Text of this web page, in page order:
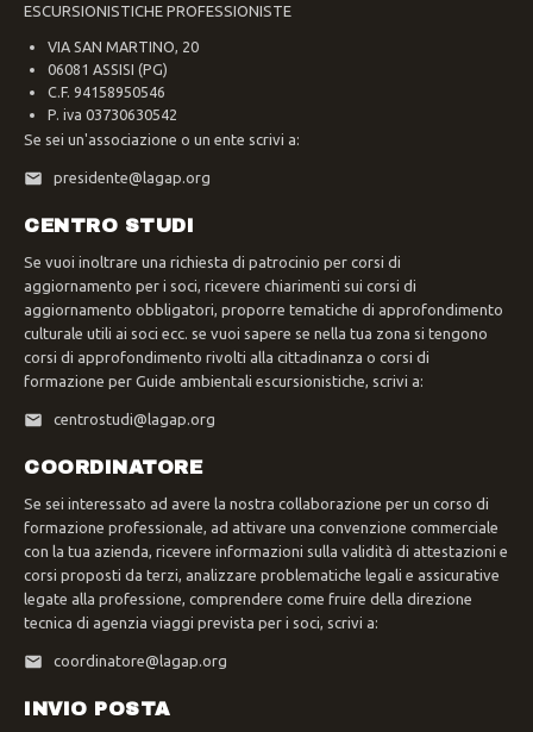
ESCURSIONISTICHE PROFESSIONISTE
VIA SAN MARTINO, 20
06081 ASSISI (PG)
C.F. 94158950546
P. iva 03730630542
Se sei un'associazione o un ente scrivi a:
presidente@lagap.org
CENTRO STUDI
Se vuoi inoltrare una richiesta di patrocinio per corsi di
aggiornamento per i soci, ricevere chiarimenti sui corsi di
aggiornamento obbligatori, proporre tematiche di approfondimento
culturale utili ai soci ecc. se vuoi sapere se nella tua zona si tengono
corsi di approfondimento rivolti alla cittadinanza o corsi di
formazione per Guide ambientali escursionistiche, scrivi a:
centrostudi@lagap.org
COORDINATORE
Se sei interessato ad avere la nostra collaborazione per un corso di
formazione professionale, ad attivare una convenzione commerciale
con la tua azienda, ricevere informazioni sulla validità di attestazioni e
corsi proposti da terzi, analizzare problematiche legali e assicurative
legate alla professione, comprendere come fruire della direzione
tecnica di agenzia viaggi prevista per i soci, scrivi a:
coordinatore@lagap.org
INVIO POSTA